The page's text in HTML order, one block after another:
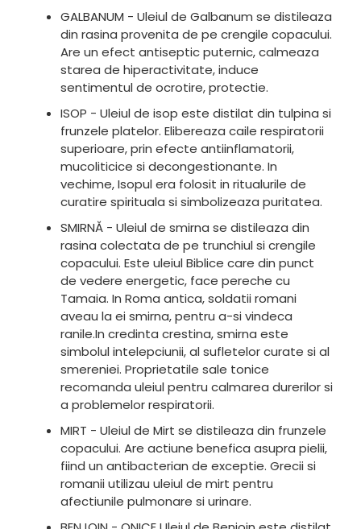
GALBANUM - Uleiul de Galbanum se distileaza
din rasina provenita de pe crengile copacului.
Are un efect antiseptic puternic, calmeaza
starea de hiperactivitate, induce
sentimentul de ocrotire, protectie.
ISOP - Uleiul de isop este distilat din tulpina si
frunzele platelor. Elibereaza caile respiratorii
superioare, prin efecte antiinflamatorii,
mucoliticice si decongestionante. In
vechime, Isopul era folosit in ritualurile de
curatire spirituala si simbolizeaza puritatea.
SMIRNĂ - Uleiul de smirna se distileaza din
rasina colectata de pe trunchiul si crengile
copacului. Este uleiul Biblice care din punct
de vedere energetic, face pereche cu
Tamaia. In Roma antica, soldatii romani
aveau la ei smirna, pentru a-si vindeca
ranile.In credinta crestina, smirna este
simbolul intelepciunii, al sufletelor curate si al
smereniei. Proprietatile sale tonice
recomanda uleiul pentru calmarea durerilor si
a problemelor respiratorii.
MIRT - Uleiul de Mirt se distileaza din frunzele
copacului. Are actiune benefica asupra pielii,
fiind un antibacterian de exceptie. Grecii si
romanii utilizau uleiul de mirt pentru
afectiunile pulmonare si urinare.